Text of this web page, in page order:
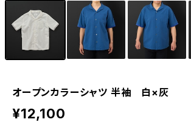
オープンカラーシャツ 半袖 白×灰
¥12,100